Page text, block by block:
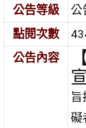
公告等級
公
點閱次數
公告內容
旨
礙